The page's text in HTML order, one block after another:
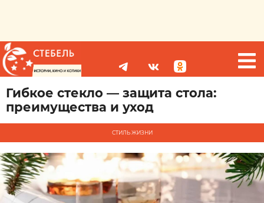
Гибкое стекло — защита стола:
преимущества и уход
СТИЛЬ ЖИЗНИ